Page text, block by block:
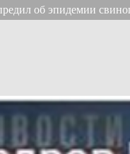
об эпидемии